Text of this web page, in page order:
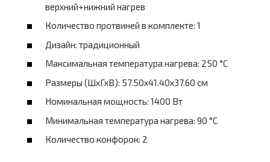
верхний+нижний нагрев
Количество протвиней в комплекте: 1
Дизайн: традиционный
Максимальная температура нагрева: 250 °C
Размеры (ШхГхВ): 57.50х41.40х37.60 см
Номинальная мощность: 1400 Вт
Минимальная температура нагрева: 90 °C
Количество конфорок: 2